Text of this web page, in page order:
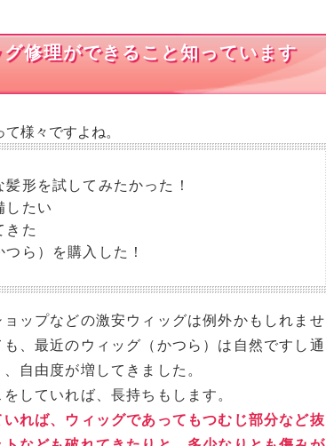
修理ができること知っています
様々ですよね。
形を試してみたかった！
したい
きた
ら）を購入した！
ップなどの激安ウィッグは例外かもしれませ
、最近のウィッグ（かつら）は自然ですし通
自由度が増してきました。
していれば、長持ちもします。
れば、ウィッグであってもつむじ部分など抜